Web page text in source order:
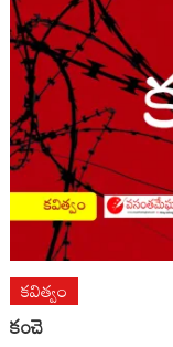
కవిత్వం
కంచె